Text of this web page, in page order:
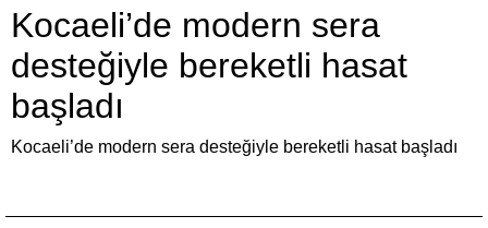
Kocaeli’de modern sera
desteğiyle bereketli hasat
başladı
Kocaeli’de modern sera desteğiyle bereketli hasat başladı